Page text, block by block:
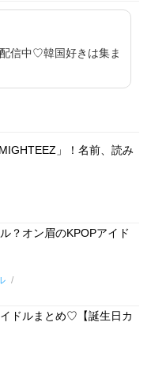
信中♡韓国好きは集ま
」！名前、読み
？オン眉のKPOPアイド
ドルまとめ♡【誕生日カ